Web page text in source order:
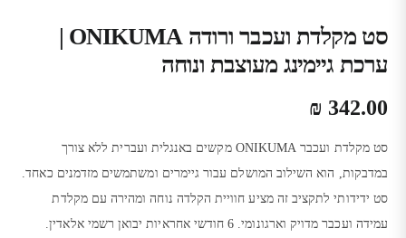
סט מקלדת ועכבר ורודה ONIKUMA |
ערכת גיימינג מעוצבת ונוחה
₪ 342.00
סט מקלדת ועכבר ONIKUMA מקשים באנגלית ועברית ללא צורך
במדבקות, הוא השילוב המושלם עבור גיימרים ומשתמשים מזדמנים כאחד.
סט ידידותי לתקציב זה מציע חוויית הקלדה נוחה ומהירה עם מקלדת
עמידה ועכבר מדויק וארגונומי. 6 חודשי אחראיות יבואן רשמי אלאדין.